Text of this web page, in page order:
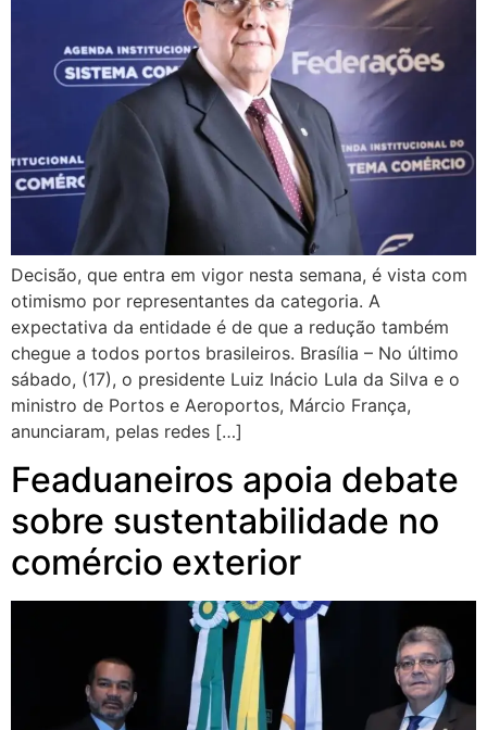
Decisão, que entra em vigor nesta semana, é vista com
otimismo por representantes da categoria. A
expectativa da entidade é de que a redução também
chegue a todos portos brasileiros. Brasília – No último
sábado, (17), o presidente Luiz Inácio Lula da Silva e o
ministro de Portos e Aeroportos, Márcio França,
anunciaram, pelas redes […]
Feaduaneiros apoia debate
sobre sustentabilidade no
comércio exterior